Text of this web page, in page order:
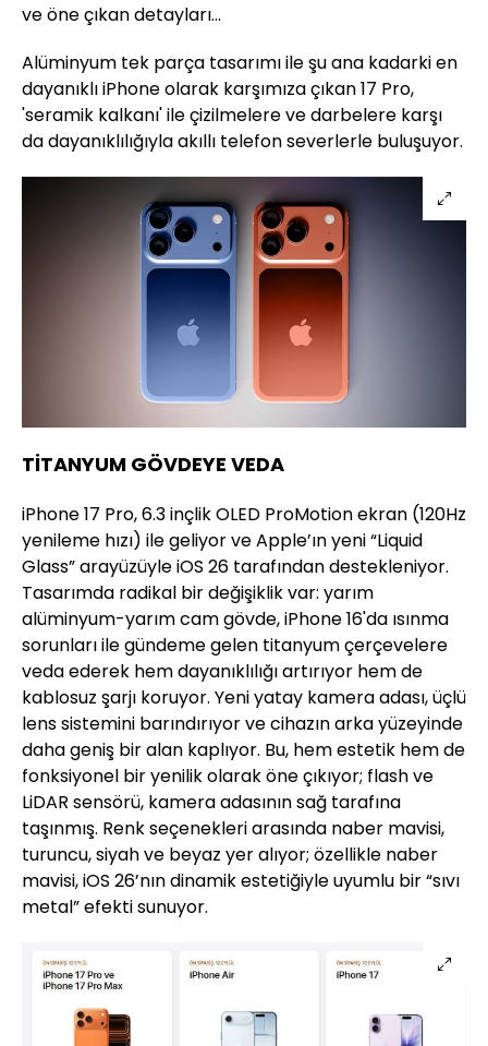
ve öne çıkan detayları...
Alüminyum tek parça tasarımı ile şu ana kadarki en
dayanıklı iPhone olarak karşımıza çıkan 17 Pro,
'seramik kalkanı' ile çizilmelere ve darbelere karşı
da dayanıklılığıyla akıllı telefon severlerle buluşuyor.
TİTANYUM GÖVDEYE VEDA
iPhone 17 Pro, 6.3 inçlik OLED ProMotion ekran (120Hz
yenileme hızı) ile geliyor ve Apple’ın yeni “Liquid
Glass” arayüzüyle iOS 26 tarafından destekleniyor.
Tasarımda radikal bir değişiklik var: yarım
alüminyum-yarım cam gövde, iPhone 16'da ısınma
sorunları ile gündeme gelen titanyum çerçevelere
veda ederek hem dayanıklılığı artırıyor hem de
kablosuz şarjı koruyor. Yeni yatay kamera adası, üçlü
lens sistemini barındırıyor ve cihazın arka yüzeyinde
daha geniş bir alan kaplıyor. Bu, hem estetik hem de
fonksiyonel bir yenilik olarak öne çıkıyor; flash ve
LiDAR sensörü, kamera adasının sağ tarafına
taşınmış. Renk seçenekleri arasında naber mavisi,
turuncu, siyah ve beyaz yer alıyor; özellikle naber
mavisi, iOS 26’nın dinamik estetiğiyle uyumlu bir “sıvı
metal” efekti sunuyor.